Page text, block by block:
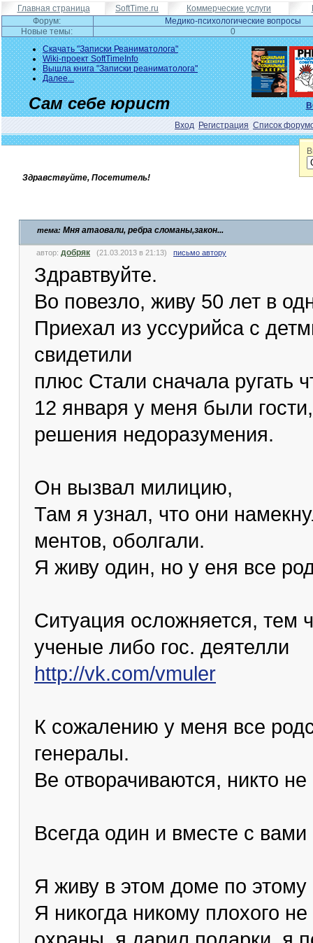
Главная страница SoftTime.ru Коммерческие услуги
Форум:
Медико-психологические вопросы
Новые темы:
0
Скачать "Записки Реаниматолога"
Wiki-проект SoftTimeInfo
Вышла книга "Записки реаниматолога"
Далее...
Сам себе юрист
Вход Регистрация Список
Здравствуйте, Посетитель!
тема: Мня атаовали, ребра сломаны,закон...
автор: добряк (21.03.2013 в 21:13) письмо автору
Здравтвуйте.
Во повезло, живу 50 лет в
Приехал из уссурийса с
свидетили
плюс Стали сначала ругать
12 января у меня были
решения недоразумения.
Он вызвал милицию,
Там я узнал, что они
ментов, оболгали.
Я живу один, но у еня все
Ситуация осложняется, тем
ученые либо гос. деятелли
http://vk.com/vmuler
К сожалению у меня все
генералы.
Ве отворачиваются, никто не
Всегда один и вместе с
Я живу в этом доме по этому
Я никогда никому плохого